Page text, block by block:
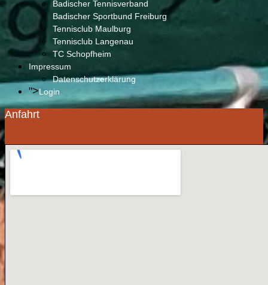
Badischer Tennisverband
Badischer Sportbund Freiburg
Tennisclub Maulburg
Tennisclub Langenau
TC Schopfheim
Impressum
Datenschutzerklärung
">Login
Anfahrt